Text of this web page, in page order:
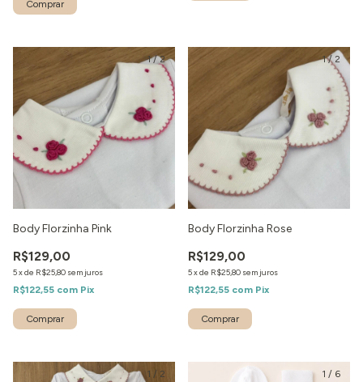
1/2
Body Florzinha Pink
R$129,00
5xde R$25,80 sem juros
R$122,55 com Pix
1/ 2
Body Florzinha Rose
R$129,00
5xde R$25,80 sem juros
R$122,55 com Pix
1 / 2 1 / 6